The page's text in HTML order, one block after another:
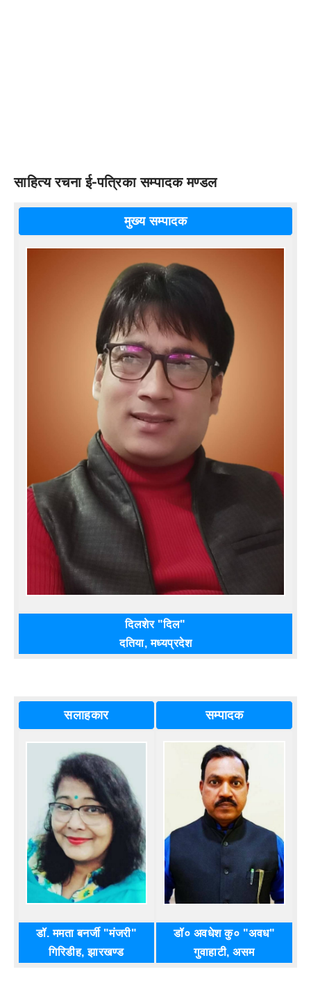
साहित्य रचना ई-पत्रिका सम्पादक मण्डल
मुख्य सम्पादक
दिलशेर "दिल"
दतिया, मध्यप्रदेश
सलाहकार सम्पादक
डॉ. ममता बनर्जी "मंजरी"
गिरिडीह, झारखण्ड
डॉ० अवधेश कु० "अवध"
गुवाहाटी, असम